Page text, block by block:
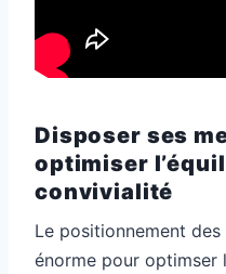
Disposer ses
optimiser
convivialité
Le positionnement
énorme pour optimser